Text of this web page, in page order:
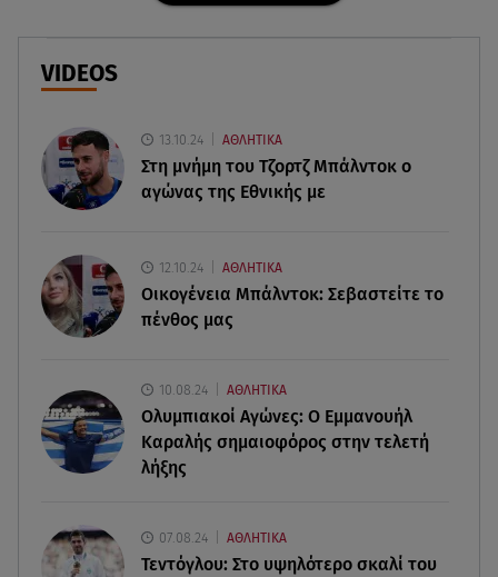
Παραλίες: Πάνω από 1.500 έλεγχοι - Στη μάχη
drones και νέες τεχνολογίες
07.08.26 , 13:33
μου λείπεις πάντα και για πάντα»
07.08.26 , 13:16
07.08.26 , 13:04
Συνελήφθη 31χρονος για τις δολοφονίες του
07.08.26 , 12:51
Μαριαλένα Ρουμελιώτη: Δύο -υπέροχοι- μήνες
τον γιο της
Τουρισμός για όλους: Συνεχίζονται οι αιτήσεις –
Ποιοι κάνουν σήμερα
VIDEOS
13.10.24 ΑΘΛΗΤΙΚΑ
Στη μνήμη του Τζορτζ Μπάλντοκ ο
αγώνας της Εθνικής με
12.10.24 ΑΘΛΗΤΙΚΑ
Οικογένεια Μπάλντοκ: Σεβαστείτε το
πένθος μας
10.08.24 ΑΘΛΗΤΙΚΑ
Ολυμπιακοί Αγώνες: Ο Εμμανουήλ
Καραλής σημαιοφόρος στην τελετή
λήξης
07.08.24 ΑΘΛΗΤΙΚΑ
Τεντόγλου: Στο υψηλότερο σκαλί του